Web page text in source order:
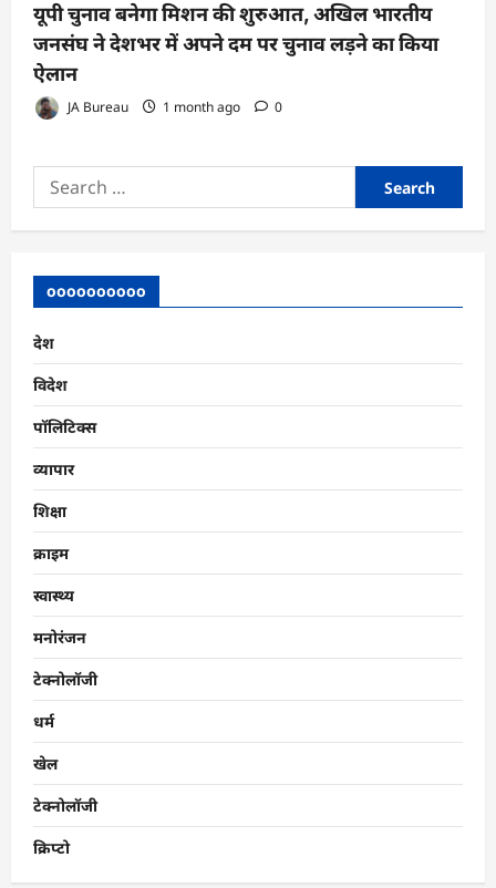
यूपी चुनाव बनेगा मिशन की शुरुआत, अखिल भारतीय
जनसंघ ने देशभर में अपने दम पर चुनाव लड़ने का किया
ऐलान
JA Bureau 1 month ago 0
Search
for:
oooooooooo
देश
विदेश
पॉलिटिक्स
व्यापार
शिक्षा
क्राइम
स्वास्थ्य
मनोरंजन
टेक्नोलॉजी
धर्म
खेल
टेक्नोलॉजी
क्रिप्टो